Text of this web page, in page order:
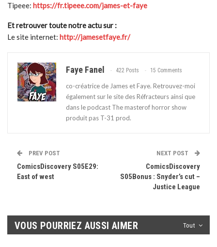
Tipeee: https://fr.tipeee.com/james-et-faye
Et retrouver toute notre actu sur :
Le site internet: http://jamesetfaye.fr/
Faye Fanel 422 Posts 15 Comments
co-créatrice de James et Faye. Retrouvez-moi
également sur le site des Réfracteurs ainsi que
dans le podcast The masterof horror show
produit pas T-31 prod.
PREV POST
ComicsDiscovery S05E29:
East of west
NEXT POST
ComicsDiscovery
S05Bonus : Snyder’s cut –
Justice League
Tout
VOUS POURRIEZ AUSSI AIMER